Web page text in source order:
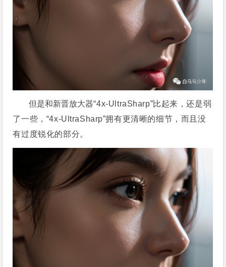
但是和新晋放大器“4x-UltraSharp”比起来，还是弱
了一些， “4x-UltraSharp”拥有更清晰的细节，而且没
有过度锐化的部分。